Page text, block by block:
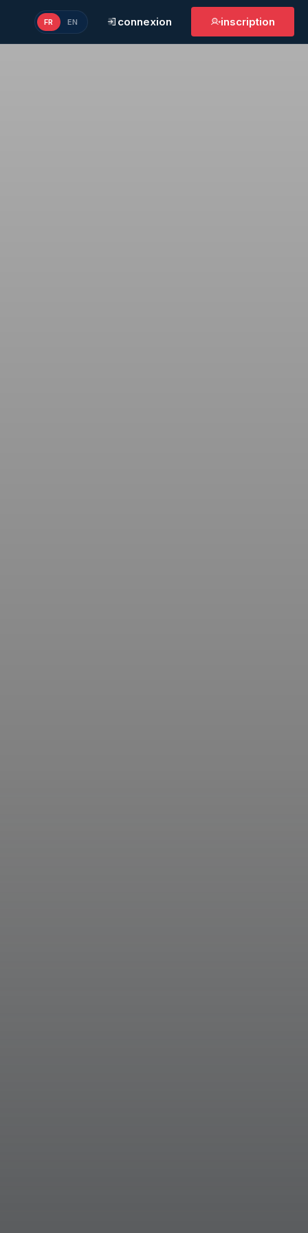
FR EN connexion inscription